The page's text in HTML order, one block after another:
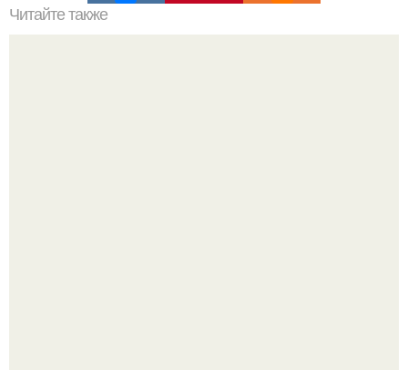
Читайте также